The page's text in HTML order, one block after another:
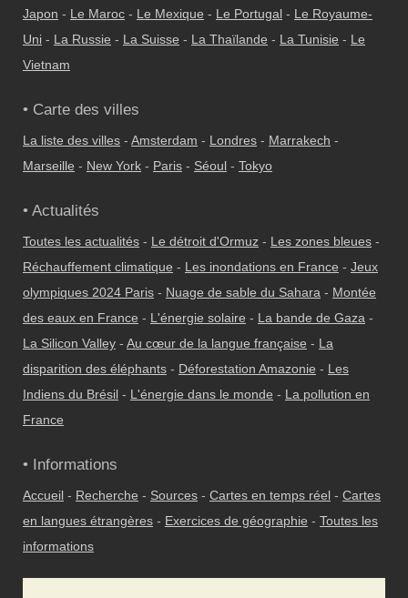
Japon - Le Maroc - Le Mexique - Le Portugal - Le Royaume-
Uni - La Russie - La Suisse - La Thaïlande - La Tunisie - Le
Vietnam
• Carte des villes
La liste des villes - Amsterdam - Londres - Marrakech -
Marseille - New York - Paris - Séoul - Tokyo
• Actualités
Toutes les actualités - Le détroit d'Ormuz - Les zones bleues -
Réchauffement climatique - Les inondations en France - Jeux
olympiques 2024 Paris - Nuage de sable du Sahara - Montée
des eaux en France - L'énergie solaire - La bande de Gaza -
La Silicon Valley - Au cœur de la langue française - La
disparition des éléphants - Déforestation Amazonie - Les
Indiens du Brésil - L'énergie dans le monde - La pollution en
France
• Informations
Accueil - Recherche - Sources - Cartes en temps réel - Cartes
en langues étrangères - Exercices de géographie - Toutes les
informations